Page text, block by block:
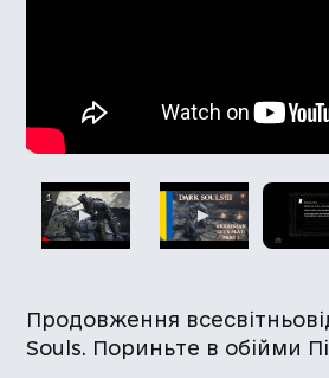
Продовження
Souls. Пориньте в обійми